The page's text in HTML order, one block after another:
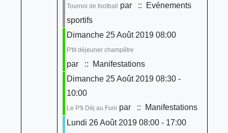
Tournoi de football par
:: Evénements
sportifs
Dimanche 25 Août 2019 08:00
P'tit déjeuner champêtre
par
:: Manifestations
Dimanche 25 Août 2019 08:30 -
10:00
Le P'ti Déj au Funi par
:: Manifestations
Lundi 26 Août 2019 08:00 - 17:00